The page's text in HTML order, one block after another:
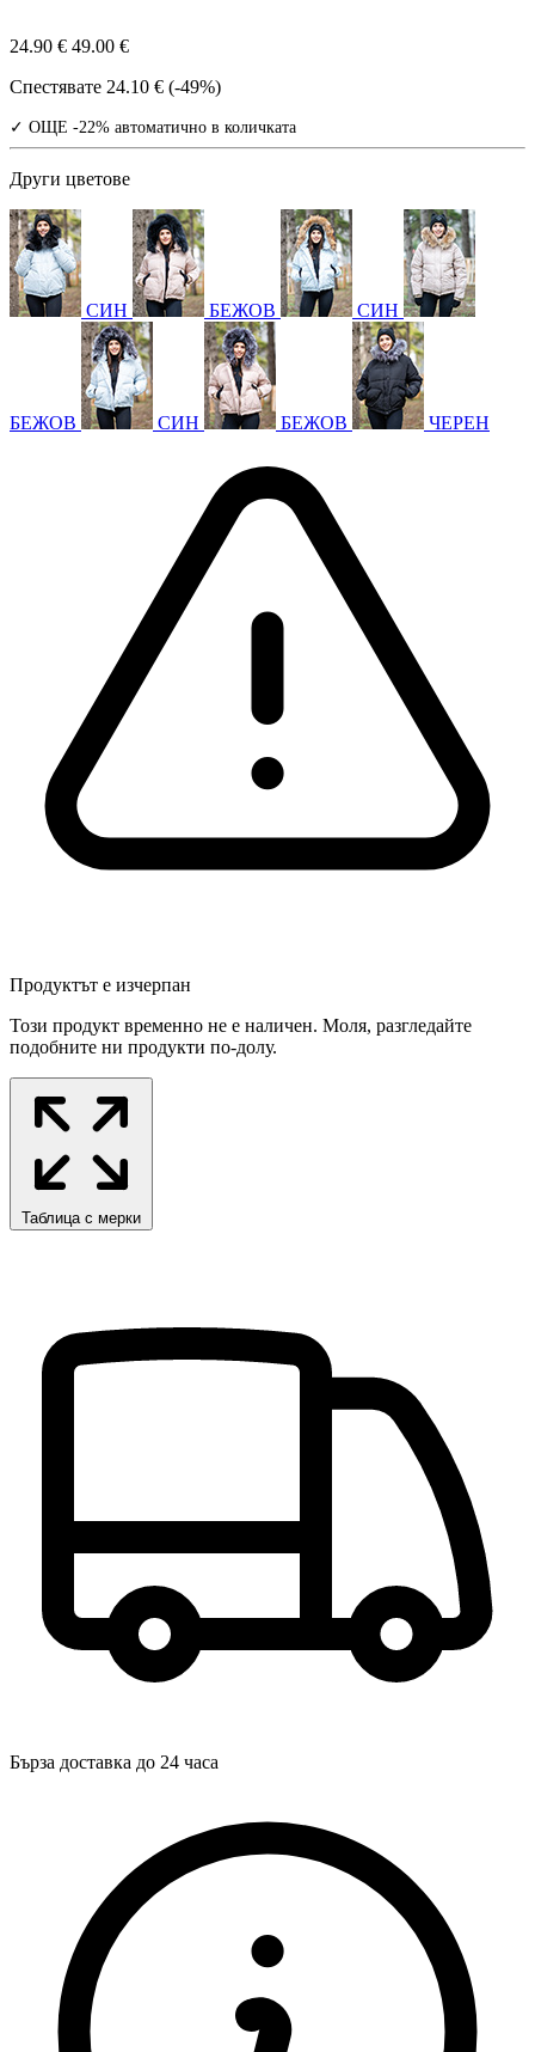
24.90 € 49.00 €
Спестявате 24.10 € (-49%)
✓ ОЩЕ -22% автоматично в количката
Други цветове
СИН БЕЖОВ СИН
БЕЖОВ СИН БЕЖОВ ЧЕРЕН
Продуктът е изчерпан
Този продукт временно не е наличен. Моля, разгледайте
подобните ни продукти по-долу.
Таблица с мерки
Бърза доставка до 24 часа